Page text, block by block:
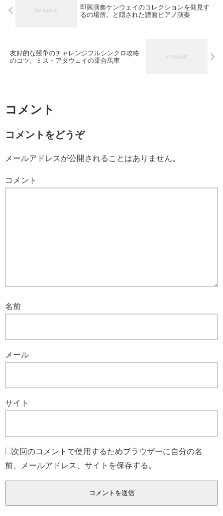
即興演奏ケンウェイのコレクションを発見す
るの場所。と隠された譜面ピアノ演奏
友好的な競争のチャレンジフルシンクロ攻略
のコツ。ミス・アタウェイの乗合馬車
コメント
コメントをどうぞ
メールアドレスが公開されることはありません。
コメント
名前
メール
サイト
次回のコメントで使用するためブラウザーに自分の名
前、メールアドレス、サイトを保存する。